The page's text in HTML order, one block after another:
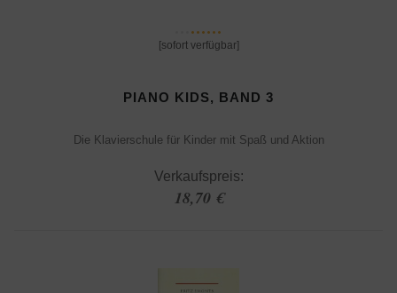
[sofort verfügbar]
PIANO KIDS, BAND 3
Die Klavierschule für Kinder mit Spaß und Aktion
Verkaufspreis:
18,70 €